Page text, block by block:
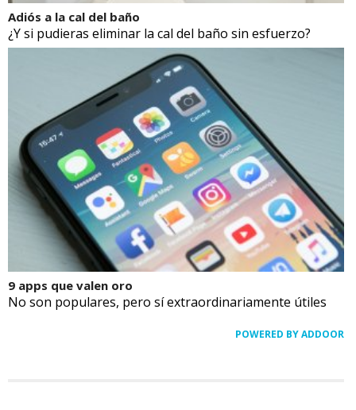
Adiós a la cal del baño
¿Y si pudieras eliminar la cal del baño sin esfuerzo?
9 apps que valen oro
No son populares, pero sí extraordinariamente útiles
POWERED BY ADDOOR